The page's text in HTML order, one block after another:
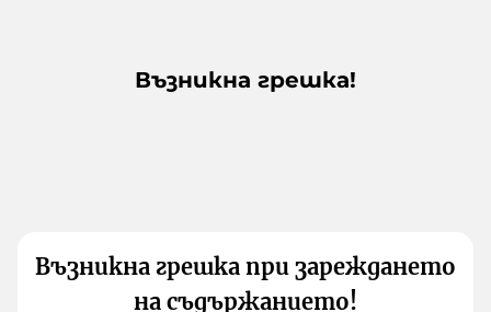
Възникна грешка!
Възникна грешка при зареждането
на съдържанието!